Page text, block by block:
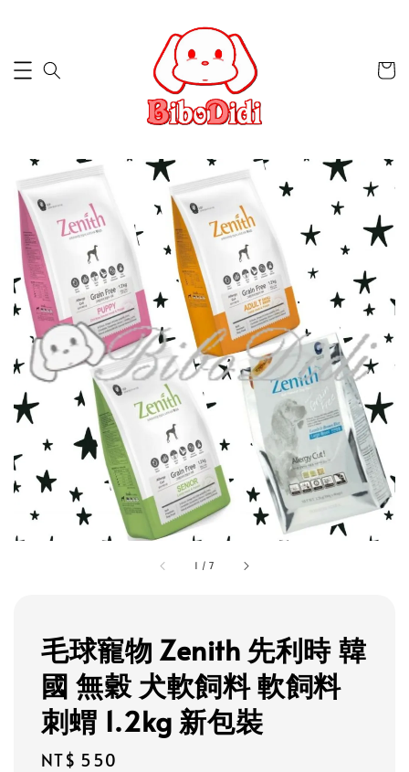
1 /7
毛球寵物 Zenith 先利時 韓
國 無穀 犬軟飼料 軟飼料
刺蝟 1.2kg 新包裝
Regular
NT$ 550